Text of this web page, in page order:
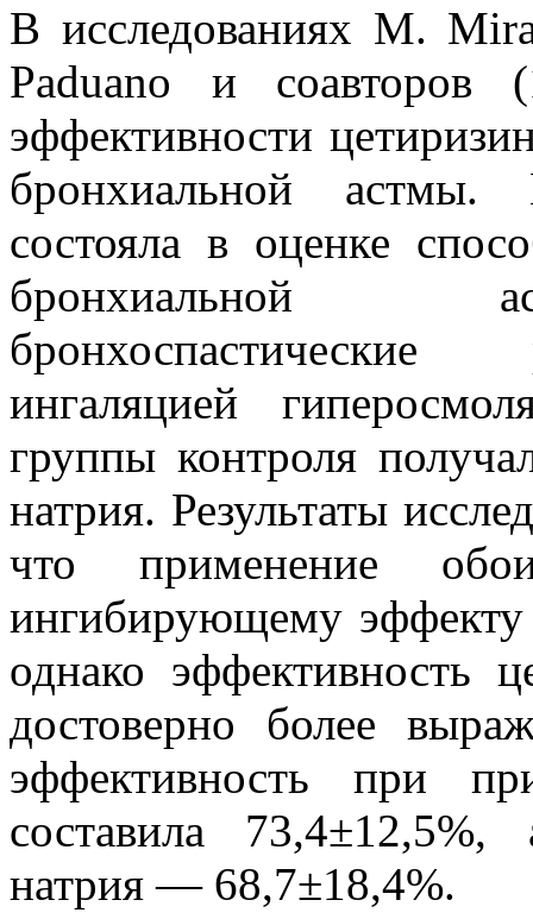
В исследованиях M.
Paduano и соавторов
эффективности
бронхиальной астмы.
состояла в оценке
бронхиальной
ингаляцией
группы контроля
натрия. Результаты
что применение
ингибирующему
однако эффективность
достоверно более
эффективность при
составила
натрия — 68,7±18,4%.